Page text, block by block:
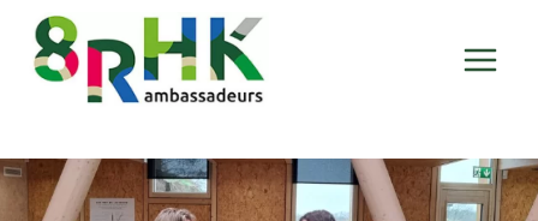
Doorgaan
naar
inhoud